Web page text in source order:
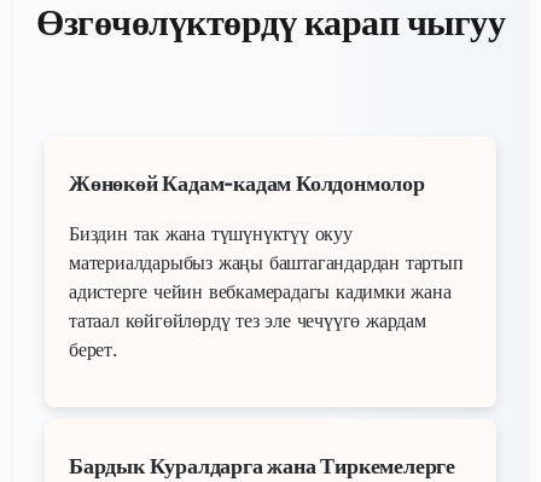
Өзгөчөлүктөрдү карап чыгуу
Жөнөкөй Кадам-кадам Колдонмолор
Биздин так жана түшүнүктүү окуу
материалдарыбыз жаңы баштагандардан тартып
адистерге чейин вебкамерадагы кадимки жана
татаал көйгөйлөрдү тез эле чечүүгө жардам
берет.
Бардык Куралдарга жана Тиркемелерге